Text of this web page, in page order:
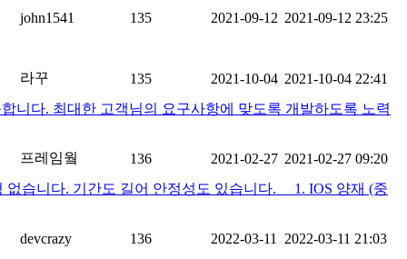
john1541 135 2021-09-12 2021-09-12 23:25
라꾸 135 2021-10-04 2021-10-04 22:41
니다. 최대한 고객님의 요구사항에 맞도록 개발하도록 노력
프레임웤 136 2021-02-27 2021-02-27 09:20
습니다. 기간도 길어 안정성도 있습니다. 1. IOS 양재 (중
devcrazy 136 2022-03-11
2022-03-11 21:03